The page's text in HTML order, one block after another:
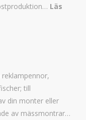
Läs
till
din monter eller
av mässmontrar…